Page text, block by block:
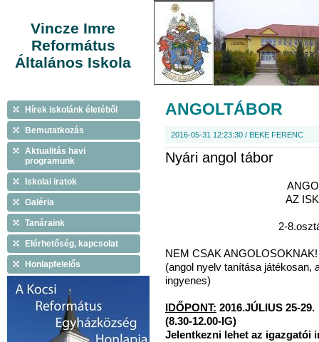
Vincze Imre
Református
Általános Iskola
Hírek iskolánk életéből
Bemutatkozás
Aktualitás havi
programunk
Iskolai iratok
Galéria
Tanáraink
Elérhetőség, kapcsolat
Honlapfelelős
ANGOLTÁBOR
2016-05-31 12:23:30 / BEKE FERENC
Nyári angol tábor
AZ
2-
NEM CSAK ANGOLOSOKNAK!
(angol nyelv tanítása játékosan,
ingyenes)
IDŐPONT: 2016.JÚLIUS 25-29.
(8.30-12.00-IG)
Jelentkezni lehet az igazgatói